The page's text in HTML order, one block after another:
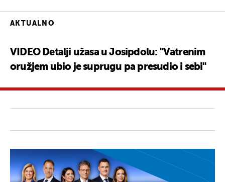
AKTUALNO
VIDEO Detalji užasa u Josipdolu: "Vatrenim
oružjem ubio je suprugu pa presudio i sebi"